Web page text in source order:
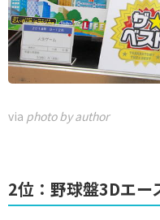
via photo by author
2位：野球盤3Dエー